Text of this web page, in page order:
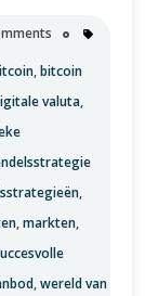
,bitcoin
valuta,
,
,markten,
,wereld van